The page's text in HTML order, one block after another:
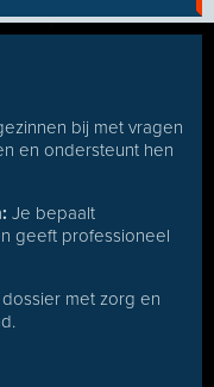
bij met vragen
en ondersteunt hen
Je bepaalt
geeft professioneel
met zorg en